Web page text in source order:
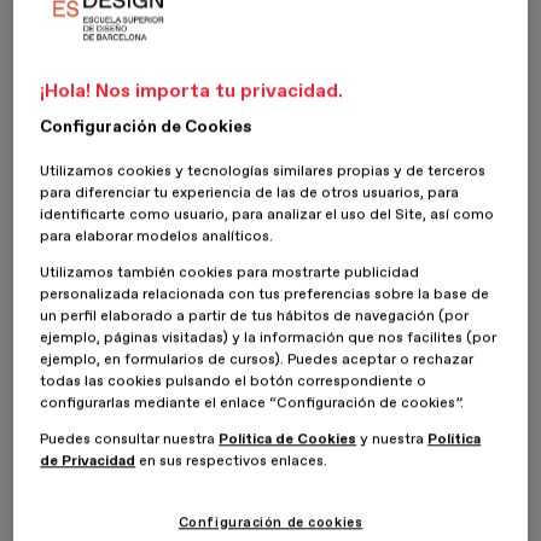
Escuela Superior de Diseño de Barcelona es la primera
escuela de diseño 100% online.
Profesores
Innovación, Creatividad y Vértigo nos definen. ESdesign -
escuela de diseño 100% online.
Nuestras relaciones
Innovación, Creatividad y Vértigo nos definen. ESdesign -
escuela de diseño 100% online.
Inicio ESDESIGNERS
Opiniones
Paisajismo
¡Hola! Nos importa tu privacidad.
Configuración de Cookies
Utilizamos cookies y tecnologías similares propias y de terceros
para diferenciar tu experiencia de las de otros usuarios, para
identificarte como usuario, para analizar el uso del Site, así como
para elaborar modelos analíticos.
Utilizamos también cookies para mostrarte publicidad
personalizada relacionada con tus preferencias sobre la base de
un perfil elaborado a partir de tus hábitos de navegación (por
ejemplo, páginas visitadas) y la información que nos facilites (por
ejemplo, en formularios de cursos). Puedes aceptar o rechazar
todas las cookies pulsando el botón correspondiente o
configurarlas mediante el enlace “Configuración de cookies”.
Puedes consultar nuestra Política de Cookies y nuestra Política
de Privacidad en sus respectivos enlaces.
Configuración de cookies